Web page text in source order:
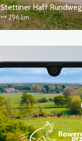
Stettiner Haff Rundweg
296 km